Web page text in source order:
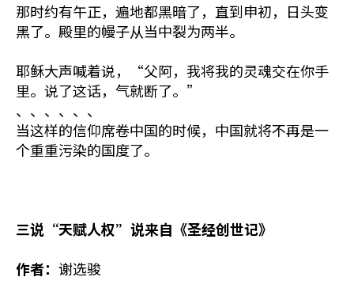
那时约有午正，遍地都黑暗了，直到申初，日头变
黑了。殿里的幔子从当中裂为两半。
耶稣大声喊着说，“父阿，我将我的灵魂交在你手
里。说了这话，气就断了。”
、、、、、、
当这样的信仰席卷中国的时候，中国就将不再是一
个重重污染的国度了。
三说“天赋人权”说来自《圣经创世记》
作者： 谢选骏